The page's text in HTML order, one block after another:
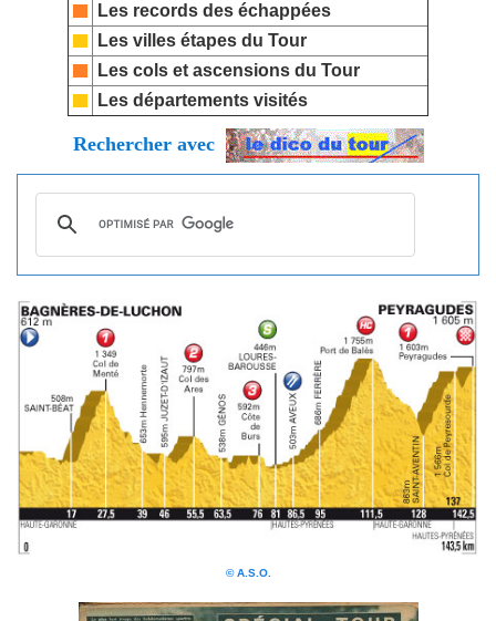
Les records des échappées
Les villes étapes du Tour
Les cols et ascensions du Tour
Les départements visités
Rechercher avec
© A.S.O.